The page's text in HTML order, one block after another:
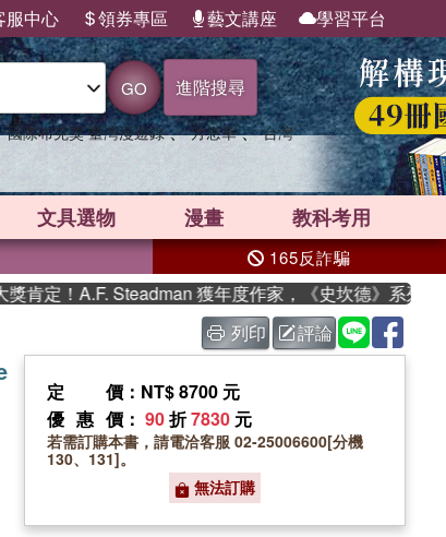
服中心 領券專區 藝文講座 學習平台
GO 進階搜尋
國際布克獎 臺灣漫遊錄 、 方念華 、 台灣
文具選物 漫畫 教科考用
165反詐騙
定！A.F. Steadman 獲年度作家，《史坎德》系列帶你踏
列印 評論
定價 ：NT$ 8700 元
優惠價 ： 90折7830 元
若需訂購本書，請電洽客服 02-25006600[分機
130、131]。
無法訂購